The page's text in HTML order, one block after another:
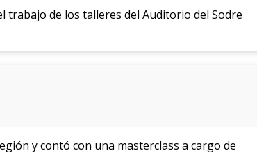
trabajo de los talleres del Auditorio del Sodre
y contó con una masterclass a cargo de